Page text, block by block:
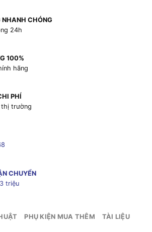
CHÓNG
24h
100%
hãng
PHÍ
trường
CHUYỂN
triệu
PHỤ KIỆN MUA THÊM TÀI LIỆU